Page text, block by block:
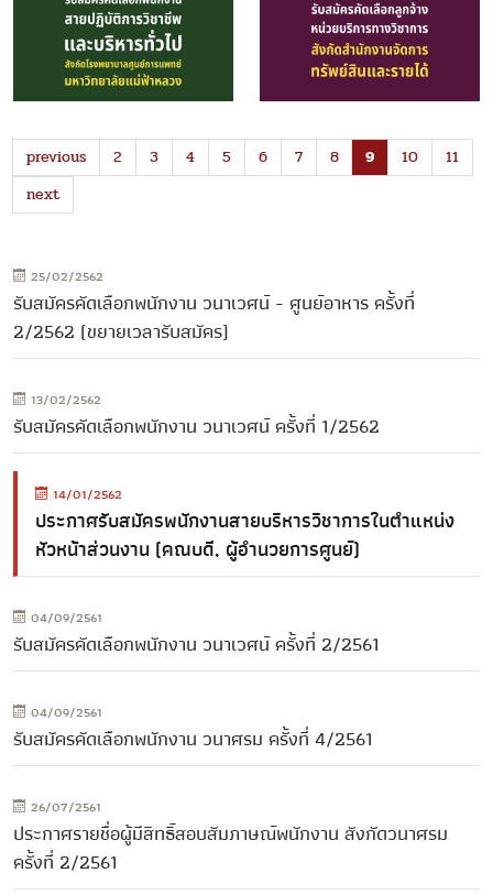
previous 2 3 4 5 6 7 8 9 10
11
next
25/02/2562
รับสมัครคัดเลือกพนักงาน วนาเวศน์ - ศูนย์อาหาร ครั้งที่
2/2562 (ขยายเวลารับสมัคร)
13/02/2562
รับสมัครคัดเลือกพนักงาน วนาเวศน์ ครั้งที่ 1/2562
14/01/2562
ประกาศรับสมัครพนักงานสายบริหารวิชาการในตำแหน่ง
หัวหน้าส่วนงาน (คณบดี, ผู้อำนวยการศูนย์)
04/09/2561
รับสมัครคัดเลือกพนักงาน วนาเวศน์ ครั้งที่ 2/2561
04/09/2561
รับสมัครคัดเลือกพนักงาน วนาศรม ครั้งที่ 4/2561
26/07/2561
ประกาศรายชื่อผู้มีสิทธิ์สอบสัมภาษณ์พนักงาน สังกัดวนาศรม
ครั้งที่ 2/2561